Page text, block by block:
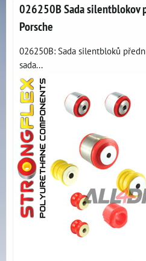
026250B Sada silentblokov
Porsche
026250B: Sada silentbloků
sada...